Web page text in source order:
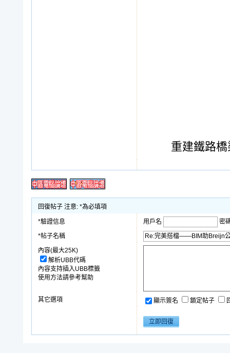
重建鐵路
回復帖子 注意: *為必填項
*驗證信息 用戶名
密
*帖子名稱
內容(最大25K)
解析UBB代碼
內容支持插入UBB標籤
使用方法請參考幫助
其它選項 顯示簽名 鎖定帖子